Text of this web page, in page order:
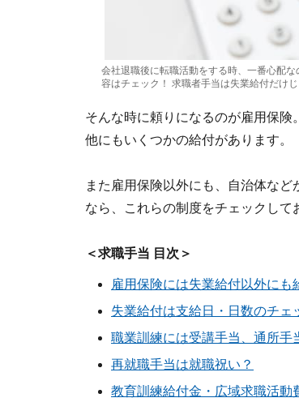
会社退職後に転職活動をする時、一番心配
容はチェック！ 求職者手当は失業給付だけ
そんな時に頼りになるのが雇用保険
他にもいくつかの給付があります。
また雇用保険以外にも、自治体な
なら、これらの制度をチェックして
＜求職手当 目次＞
雇用保険には失業給付以外にも
失業給付は支給日・日数のチェ
職業訓練には受講手当、通所手
再就職手当は就職祝い？
教育訓練給付金・広域求職活動